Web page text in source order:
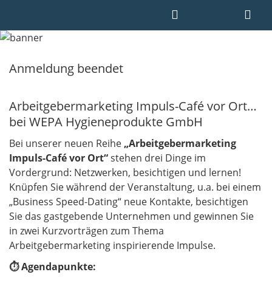
Anmeldung beendet
Arbeitgebermarketing Impuls-Café vor Ort…
bei WEPA Hygieneprodukte GmbH
Bei unserer neuen Reihe „Arbeitgebermarketing
Impuls-Café vor Ort“stehen drei Dinge im
Vordergrund: Netzwerken, besichtigen und lernen!
Knüpfen Sie während der Veranstaltung, u.a. bei einem
„Business Speed-Dating“ neue Kontakte, besichtigen
Sie das gastgebende Unternehmen und gewinnen Sie
in zwei Kurzvorträgen zum Thema
Arbeitgebermarketing inspirierende Impulse.
⏱ Agendapunkte: